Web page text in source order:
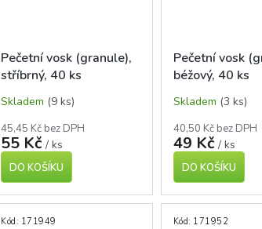
Pečetní vosk (granule),
stříbrný, 40 ks
Skladem (9 ks)
45,45 Kč bez DPH
55 Kč / ks
DO KOŠÍKU
Pečetní vosk
béžový, 40 ks
Skladem (3 ks)
40,50 Kč bez DPH
49 Kč / ks
DO KOŠÍKU
Kód: 171949 Kód: 171952